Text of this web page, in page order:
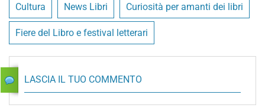
Cultura News Libri Curiosità per amanti dei libri
Fiere del Libro e festival letterari
LASCIA IL TUO COMMENTO